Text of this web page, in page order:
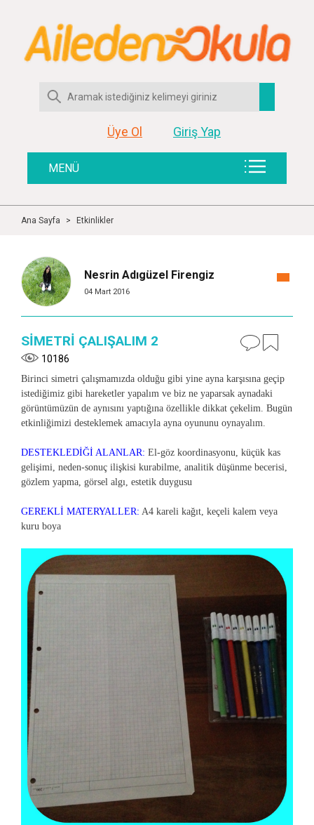
Üye Ol Giriş Yap
MENÜ
Ana Sayfa > Etkinlikler
Nesrin Adıgüzel Firengiz
04 Mart 2016
SİMETRİ ÇALIŞALIM 2
10186
Birinci simetri çalışmamızda olduğu gibi yine ayna karşısına geçip
istediğimiz gibi hareketler yapalım ve biz ne yaparsak aynadaki
görüntümüzün de aynısını yaptığına özellikle dikkat çekelim. Bugün
etkinliğimizi desteklemek amacıyla ayna oyununu oynayalım.
DESTEKLEDİĞİ ALANLAR: El-göz koordinasyonu, küçük kas
gelişimi, neden-sonuç ilişkisi kurabilme, analitik düşünme becerisi,
gözlem yapma, görsel algı, estetik duygusu
GEREKLİ MATERYALLER: A4 kareli kağıt, keçeli kalem veya
kuru boya